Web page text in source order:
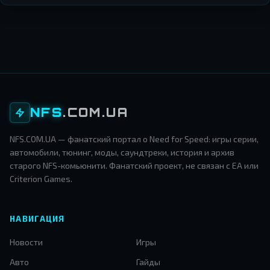
NFS.COM.UA
NFS.COM.UA — фанатский портал о Need for Speed: игры серии,
автомобили, тюнинг, моды, саундтреки, история и архив
старого NFS-комьюнити. Фанатский проект, не связан с EA или
Criterion Games.
НАВИГАЦИЯ
Новости
Игры
Авто
Гайды